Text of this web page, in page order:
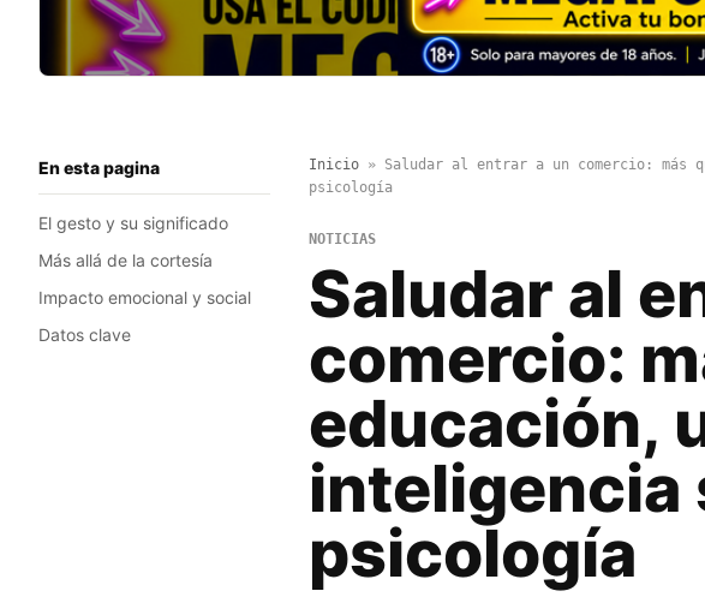
En esta pagina
El gesto y su significado
Más allá de la cortesía
Impacto emocional y social
Datos clave
Inicio» Saludar al entrar a un comercio: más
psicología
NOTICIAS
Saludar al
comercio:
educación,
inteligencia
psicología